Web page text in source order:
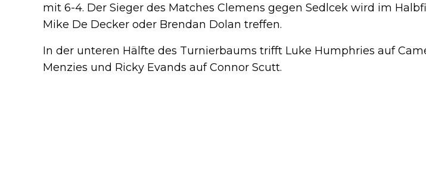
mit 6-4. Der Sieger des Matches Clemens gegen Sedlcek wird im
Mike De Decker oder Brendan Dolan treffen.
In der unteren Hälfte des Turnierbaums trifft Luke Humphries auf
Menzies und Ricky Evands auf Connor Scutt.